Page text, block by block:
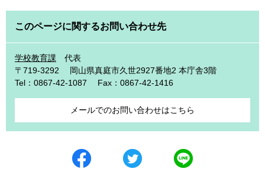
このページに関するお問い合わせ先
学校教育課
代表
〒719-3292
岡山県真庭市久世2927番地2 本庁舎3階
Tel：0867-42-1087
Fax：0867-42-1416
メールでのお問い合わせはこちら